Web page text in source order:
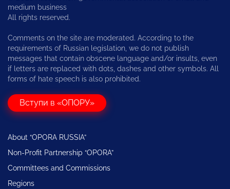
medium business
All rights reserved.
Comments on the site are moderated. According to the
requirements of Russian legislation, we do not publish
messages that contain obscene language and/or insults, even
if letters are replaced with dots, dashes and other symbols. All
forms of hate speech is also prohibited.
Вступи в «ОПОРУ»
About “OPORA RUSSIA”
Non-Profit Partnership “OPORA”
Committees and Commissions
Regions